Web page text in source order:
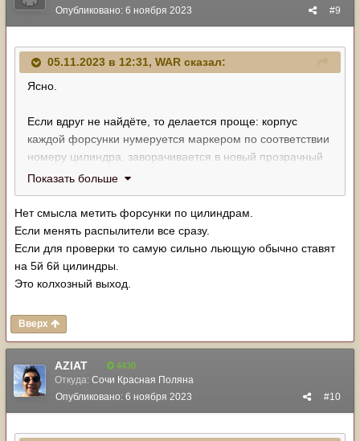
#9
Опубликовано: 6 ноября 2023
05.11.2023 в 12:31, WAR сказал:
Ясно.
Если вдруг не найдёте, то делается проще: корпус
каждой форсунки нумеруется маркером по соответствии
номеру цилиндра, заворачивается в новый прозрачный
пакет, пакет в чистую ветошь, потом опять в пакет.
Можно на каждый пакет наклеить бумажный скотч и
подписать на нём номер форсунки.
Показать больше
Нет смысла метить форсунки по цилиндрам.
Если менять распылители все сразу.
Если для проверки то самую сильно льющую обычно ставят
на 5й 6й цилиндры.
Это колхозный выход.
Вверх
AZIAT 4430
Откуда: Сочи Красная Поляна
#10
Опубликовано: 6 ноября 2023